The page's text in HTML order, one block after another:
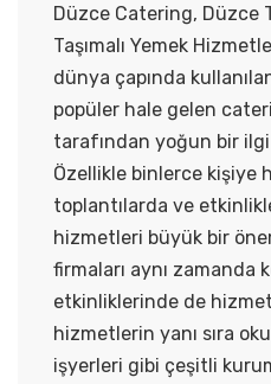
Düzce Catering, Düzce
Taşımalı Yemek
dünya çapında
popüler hale gelen
tarafından yoğun bir ilgi
Özellikle binlerce kişiye
toplantılarda ve
hizmetleri büyük bir
firmaları aynı zamanda
etkinliklerinde de
hizmetlerin yanı sıra
işyerleri gibi çeşitli